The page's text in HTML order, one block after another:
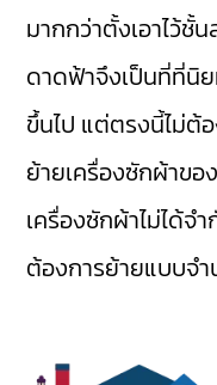
มากกว่าตั้งเอาไว้
ดาดฟ้าจึงเป็นที่ที่นิ
ขึ้นไป แต่ตรงนี้ไม่ต้
ย้ายเครื่องซักผ้าขอ
เครื่องซักผ้าไม่ได้จ
ต้องการย้ายแบบจ